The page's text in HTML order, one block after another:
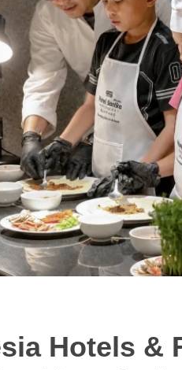
Hotels &